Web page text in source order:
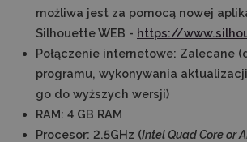
możliwa jest za pomocą nowej
Silhouette WEB - https://
Połączenie internetowe: Zalecane
programu, wykonywania
go do wyższych wersji)
RAM: 4 GB RAM
Procesor: 2.5GHz (Intel Quad Core or